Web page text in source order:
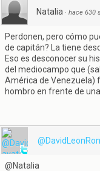
Natalia · hace 630
Perdonen, pero cómo
de capitán? La tiene
Eso es desconocer su
del mediocampo que
América de Venezuela)
hombro en frente de
@DavidLeonRon
@Natalia